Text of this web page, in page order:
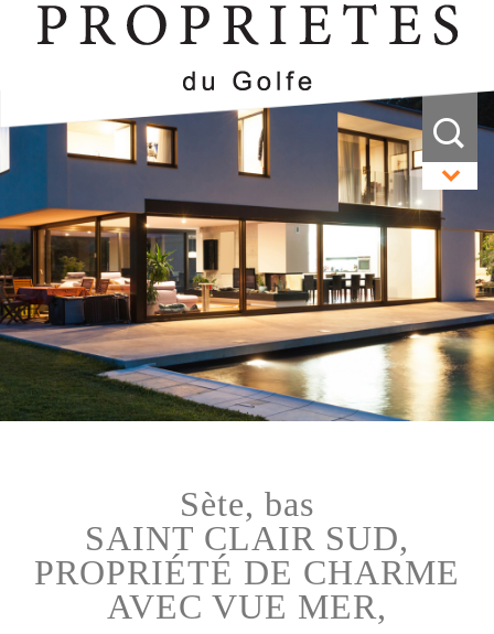
sète, bas
SAINT CLAIR SUD,
PROPRIÉTÉ DE CHARME
AVEC VUE MER,